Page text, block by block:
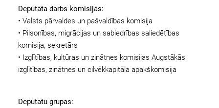
Deputāta darbs komisijās:
• Valsts pārvaldes un pašvaldības komisija
• Pilsonības, migrācijas un sabiedrības saliedētības
komisija, sekretārs
• Izglītības, kultūras un zinātnes komisijas Augstākās
izglītības, zinātnes un cilvēkkapitāla apakškomisija
Deputātu grupas: